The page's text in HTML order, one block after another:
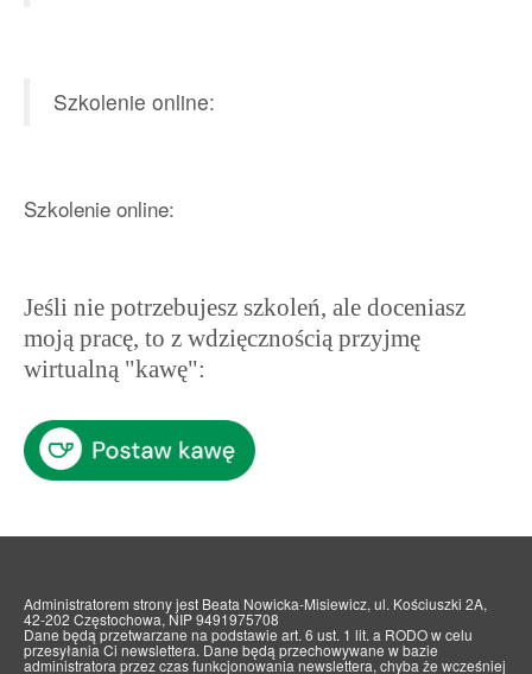
Szkolenie online:
Szkolenie online:
Jeśli nie potrzebujesz szkoleń, ale doceniasz
moją pracę, to z wdzięcznością przyjmę
wirtualną "kawę":
Administratorem strony jest Beata Nowicka-Misiewicz, ul. Kościuszki 2A,
42-202 Częstochowa, NIP 9491975708
Dane będą przetwarzane na podstawie art. 6 ust. 1 lit. a RODO w celu
przesyłania Ci newslettera. Dane będą przechowywane w bazie
administratora przez czas funkcjonowania newslettera, chyba że wcześniej